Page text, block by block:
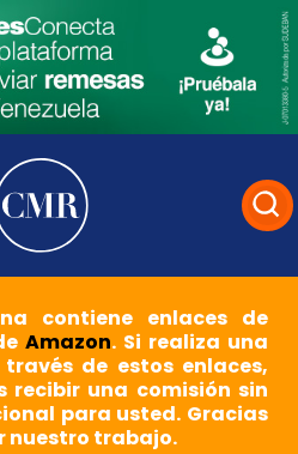
contiene enlaces de
Amazon. Si realiza una
de estos enlaces,
recibir una comisión sin
para usted. Gracias
nuestro trabajo.